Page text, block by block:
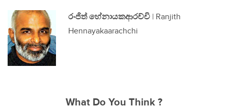
රංජිත් හේනායකආරච්චි | Ranjith
Hennayakaarachchi
What Do You Think ?